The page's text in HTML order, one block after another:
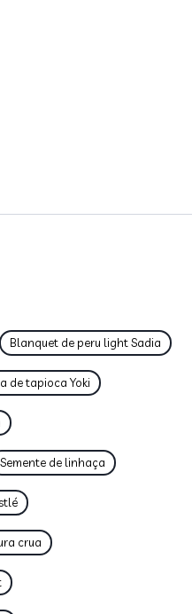
Blanquet de peru light Sadia
de tapioca Yoki
Semente de linhaça
crua